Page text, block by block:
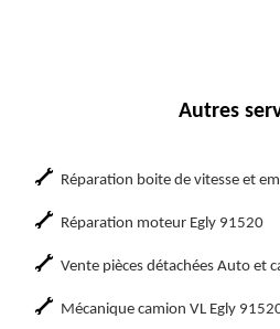
Autres
Réparation boite de vitesse et
Réparation moteur Egly 91520
Vente pièces détachées Auto et
Mécanique camion VL Egly